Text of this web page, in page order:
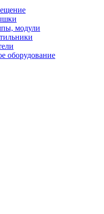
модули
оборудование